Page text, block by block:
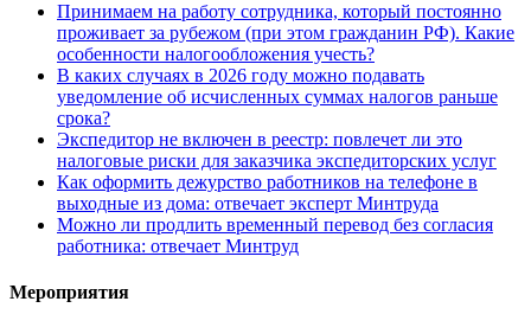
Принимаем на работу сотрудника, который постоянно
проживает за рубежом (при этом гражданин РФ). Какие
особенности налогообложения учесть?
В каких случаях в 2026 году можно подавать
уведомление об исчисленных суммах налогов раньше
срока?
Экспедитор не включен в реестр: повлечет ли это
налоговые риски для заказчика экспедиторских услуг
Как оформить дежурство работников на телефоне в
выходные из дома: отвечает эксперт Минтруда
Можно ли продлить временный перевод без согласия
работника: отвечает Минтруд
Мероприятия